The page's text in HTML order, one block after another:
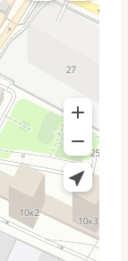
замен.
и
от условий